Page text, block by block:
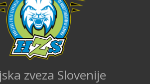
zveza Slovenije